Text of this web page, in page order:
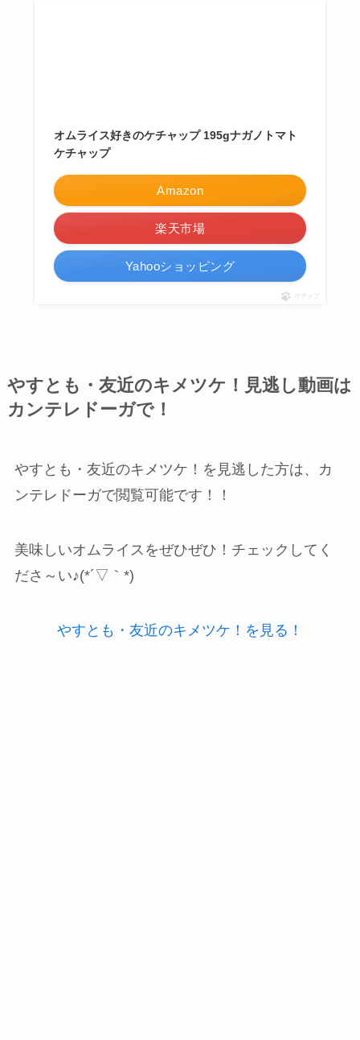
オムライス好きのケチャップ 195gナガノトマト
ケチャップ
Amazon
楽天市場
Yahooショッピング
ポチップ
やすとも・友近のキメツケ！見逃し動画は
カンテレドーガで！
やすとも・友近のキメツケ！を見逃した方は、カ
ンテレドーガで閲覧可能です！！
美味しいオムライスをぜひぜひ！チェックしてく
ださ～い♪(*´▽｀*)
やすとも・友近のキメツケ！を見る！